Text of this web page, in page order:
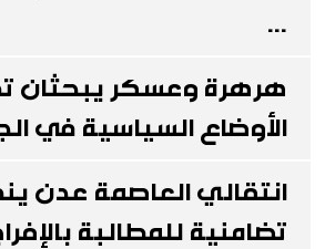
...
هرهرة وعسكر يبحثان
الأوضاع السياسية في
انتقالي العاصمة عدن
تضامنية للمطالبة